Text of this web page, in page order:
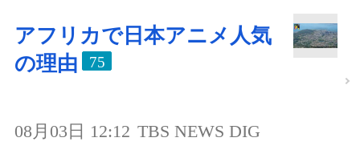
アフリカで日本アニメ人気
の理由
75
08月03日 12:12 TBS NEWS DIG